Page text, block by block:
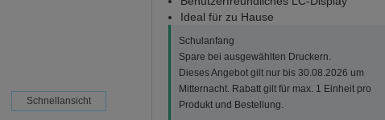
Schnellansicht
Ideal für zu Hause
Schulanfang
Spare bei ausgewählten Druckern.
Dieses Angebot gilt nur bis 30.08.2026 um
Mitternacht. Rabatt gilt für max. 1 Einheit pro
Produkt und Bestellung.